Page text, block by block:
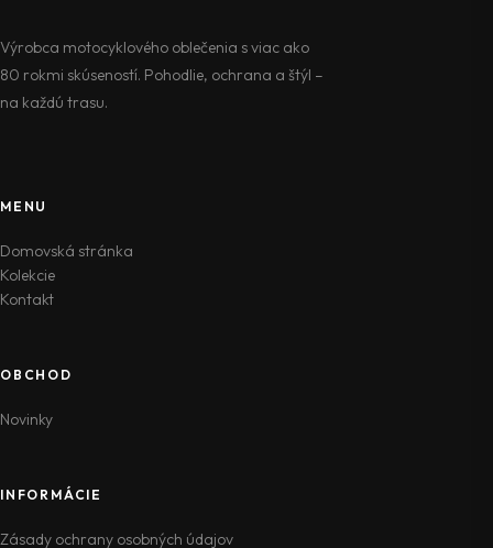
Výrobca motocyklového oblečenia s viac ako
80 rokmi skúseností. Pohodlie, ochrana a štýl –
na každú trasu.
MENU
Domovská stránka
Kolekcie
Kontakt
OBCHOD
Novinky
INFORMÁCIE
Zásady ochrany osobných údajov